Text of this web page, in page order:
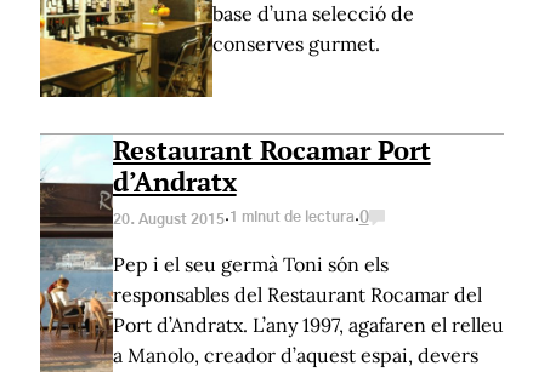
base d’una selecció de
conserves gurmet.
Restaurant Rocamar Port
d’Andratx
20. August 2015·1 minut de lectura·0
Pep i el seu germà Toni són els
responsables del Restaurant Rocamar del
Port d’Andratx. L’any 1997, agafaren el relleu
a Manolo, creador d’aquest espai, devers